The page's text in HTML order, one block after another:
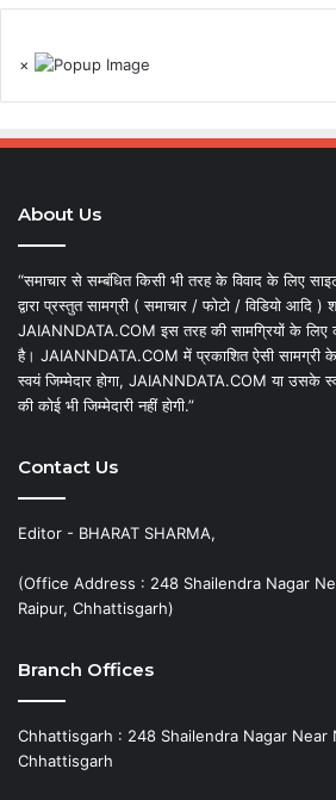
×
About Us
“समाचार से सम्बंधित किसी भी तरह के विवाद के लिए
द्वारा प्रस्तुत सामग्री ( समाचार / फोटो / विडियो आदि )
JAIANNDATA.COM इस तरह की सामग्रियों के लिए
है। JAIANNDATA.COM में प्रकाशित ऐसी सामग्री के
स्वयं जिम्मेदार होगा, JAIANNDATA.COM या उसके
की कोई भी जिम्मेदारी नहीं होगी.”
Contact Us
Editor - BHARAT SHARMA,
(Office Address : 248 Shailendra Nagar
Raipur, Chhattisgarh)
Branch Offices
Chhattisgarh : 248 Shailendra Nagar Near
Chhattisgarh